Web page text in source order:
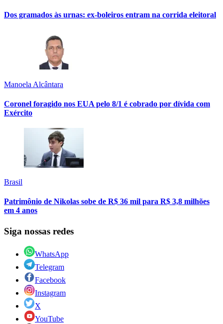
Dos gramados às urnas: ex-boleiros entram na corrida eleitoral
Manoela Alcântara
Coronel foragido nos EUA pelo 8/1 é cobrado por dívida com
Exército
Brasil
Patrimônio de Nikolas sobe de R$ 36 mil para R$ 3,8 milhões
em 4 anos
Siga nossas redes
WhatsApp
Telegram
Facebook
Instagram
X
YouTube